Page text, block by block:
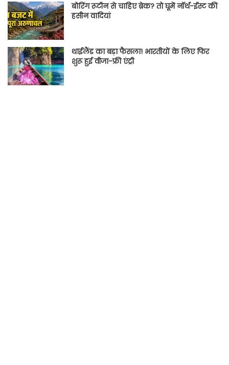
बोरिंग रूटीन से चाहिए ब्रेक? तो घूमें नॉर्थ-ईस्ट की
हसीन वादियां
थाईलैंड का बड़ा फैसला! भारतीयों के लिए फिर
शुरू हुई वीजा-फ्री एंट्री